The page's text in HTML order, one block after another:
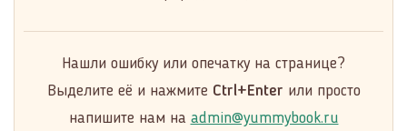
Нашли ошибку или опечатку на странице?
Выделите её и нажмите Ctrl+Enter или просто
напишите нам на admin@yummybook.ru